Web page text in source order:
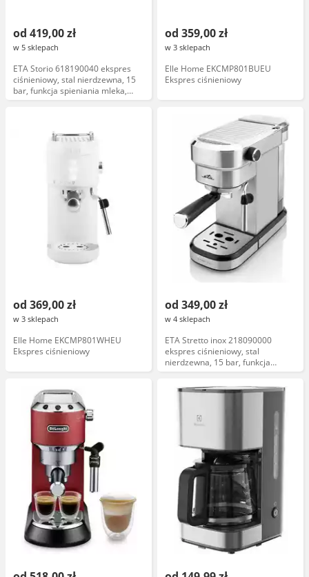
od 419,00 zł
w 5 sklepach
ETA Storio 618190040 ekspres
ciśnieniowy, stal nierdzewna, 15
bar, funkcja spieniania mleka,
automatyczne czyszczenie
od 359,00 zł
w 3 sklepach
Elle Home EKCMP801BUEU
Ekspres ciśnieniowy
od 369,00 zł
w 3 sklepach
Elle Home EKCMP801WHEU
Ekspres ciśnieniowy
od 349,00 zł
w 4 sklepach
ETA Stretto inox 218090000
ekspres ciśnieniowy, stal
nierdzewna, 15 bar, funkcja
spieniania mleka, automatyczne
czyszczenie